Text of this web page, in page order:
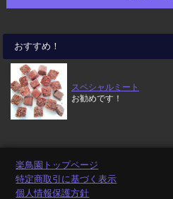
おすすめ！
スペシャルミート
お勧めです！
楽鳥園トップページ
特定商取引に基づく表示
個人情報保護方針